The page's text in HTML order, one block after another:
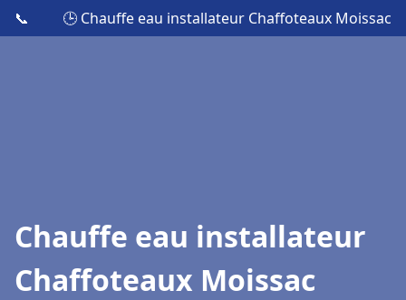
📞 🕒 Chauffe eau installateur Chaffoteaux Moissac
Chauffe eau installateur
Chaffoteaux Moissac